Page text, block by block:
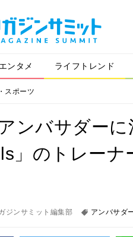
エンタメ ライフトレンド
スポーツ
ンバサダー
」のトレー
ジンサミット編集部 アンバサダ